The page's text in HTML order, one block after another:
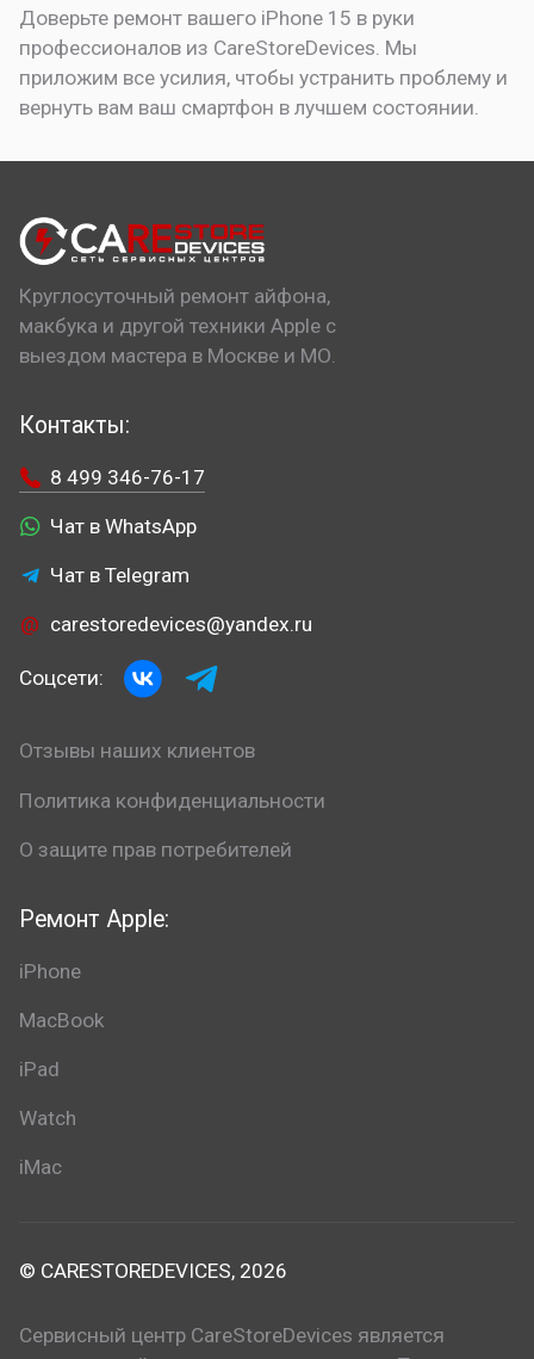
Доверьте ремонт вашего iPhone 15 в руки
профессионалов из CareStoreDevices. Мы
приложим все усилия, чтобы устранить проблему и
вернуть вам ваш смартфон в лучшем состоянии.
Круглосуточный ремонт айфона,
макбука и другой техники Apple с
выездом мастера в Москве и МО.
Ремонт Apple:
iPhone
MacBook
iPad
Watch
iMac
Контакты:
8 499 346-76-17
Чат в WhatsApp
Чат в Telegram
carestoredevices@yandex.ru
Соцсети:
Отзывы наших клиентов
Политика конфиденциальности
О защите прав потребителей
© CARESTOREDEVICES, 2026
Сервисный центр CareStoreDevices является